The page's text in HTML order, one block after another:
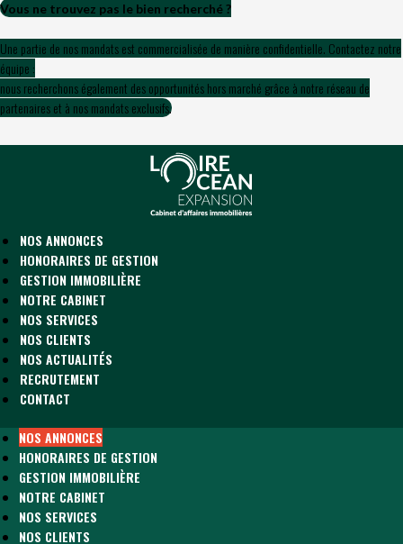
Vous ne trouvez pas le bien recherché ?
Une partie de nos mandats est commercialisée de manière confidentielle. Contactez notre
équipe :
nous recherchons également des opportunités hors marché grâce à notre réseau de
partenaires et à nos mandats exclusifs.
NOS ANNONCES
HONORAIRES DE GESTION
GESTION IMMOBILIÈRE
NOTRE CABINET
NOS SERVICES
NOS CLIENTS
NOS ACTUALITÉS
RECRUTEMENT
CONTACT
NOS ANNONCES
HONORAIRES DE GESTION
GESTION IMMOBILIÈRE
NOTRE CABINET
NOS SERVICES
NOS CLIENTS